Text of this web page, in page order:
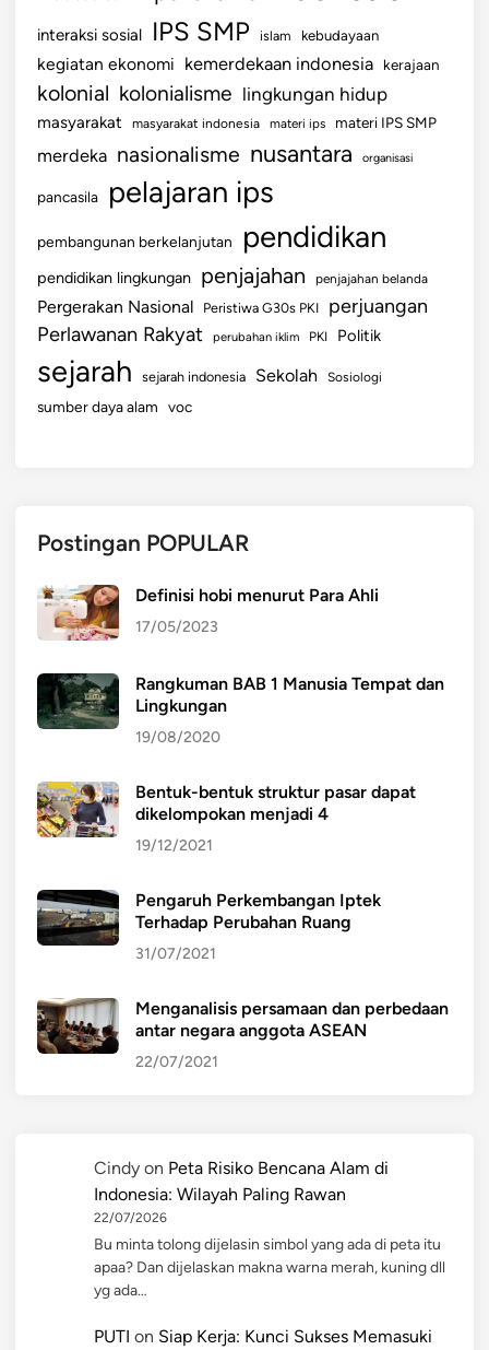
interaksi sosial IPS SMP islam kebudayaan
kegiatan ekonomi kemerdekaan indonesia kerajaan
kolonial kolonialisme lingkungan hidup
masyarakat masyarakat indonesia materi ips materi IPS SMP
merdeka nasionalisme nusantara organisasi
pancasila pelajaran ips
pembangunan berkelanjutan pendidikan
pendidikan lingkungan penjajahan penjajahan belanda
Pergerakan Nasional Peristiwa G30s PKI perjuangan
Perlawanan Rakyat perubahan iklim PKI Politik
sejarah sejarah indonesia Sekolah Sosiologi
sumber daya alam voc
Postingan POPULAR
Definisi hobi menurut Para Ahli
17/05/2023
Rangkuman BAB 1 Manusia Tempat dan
Lingkungan
19/08/2020
Bentuk-bentuk struktur pasar dapat
dikelompokan menjadi 4
19/12/2021
Pengaruh Perkembangan Iptek
Terhadap Perubahan Ruang
31/07/2021
Menganalisis persamaan dan perbedaan
antar negara anggota ASEAN
22/07/2021
Cindy on Peta Risiko Bencana Alam di
Indonesia: Wilayah Paling Rawan
22/07/2026
Bu minta tolong dijelasin simbol yang ada di peta itu
apaa? Dan dijelaskan makna warna merah, kuning dll
yg ada…
PUTI on Siap Kerja: Kunci Sukses Memasuki